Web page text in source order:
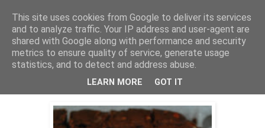
THURSDAYSCOOKING
četvrtak, 28. lipnja 2018.
Trostruko čokoladni brownies
This site uses cookies from Google to deliver its services
and to analyze traffic. Your IP address and user-agent are
shared with Google along with performance and security
metrics to ensure quality of service, generate usage
statistics, and to detect and address abuse.
LEARN MORE GOT IT